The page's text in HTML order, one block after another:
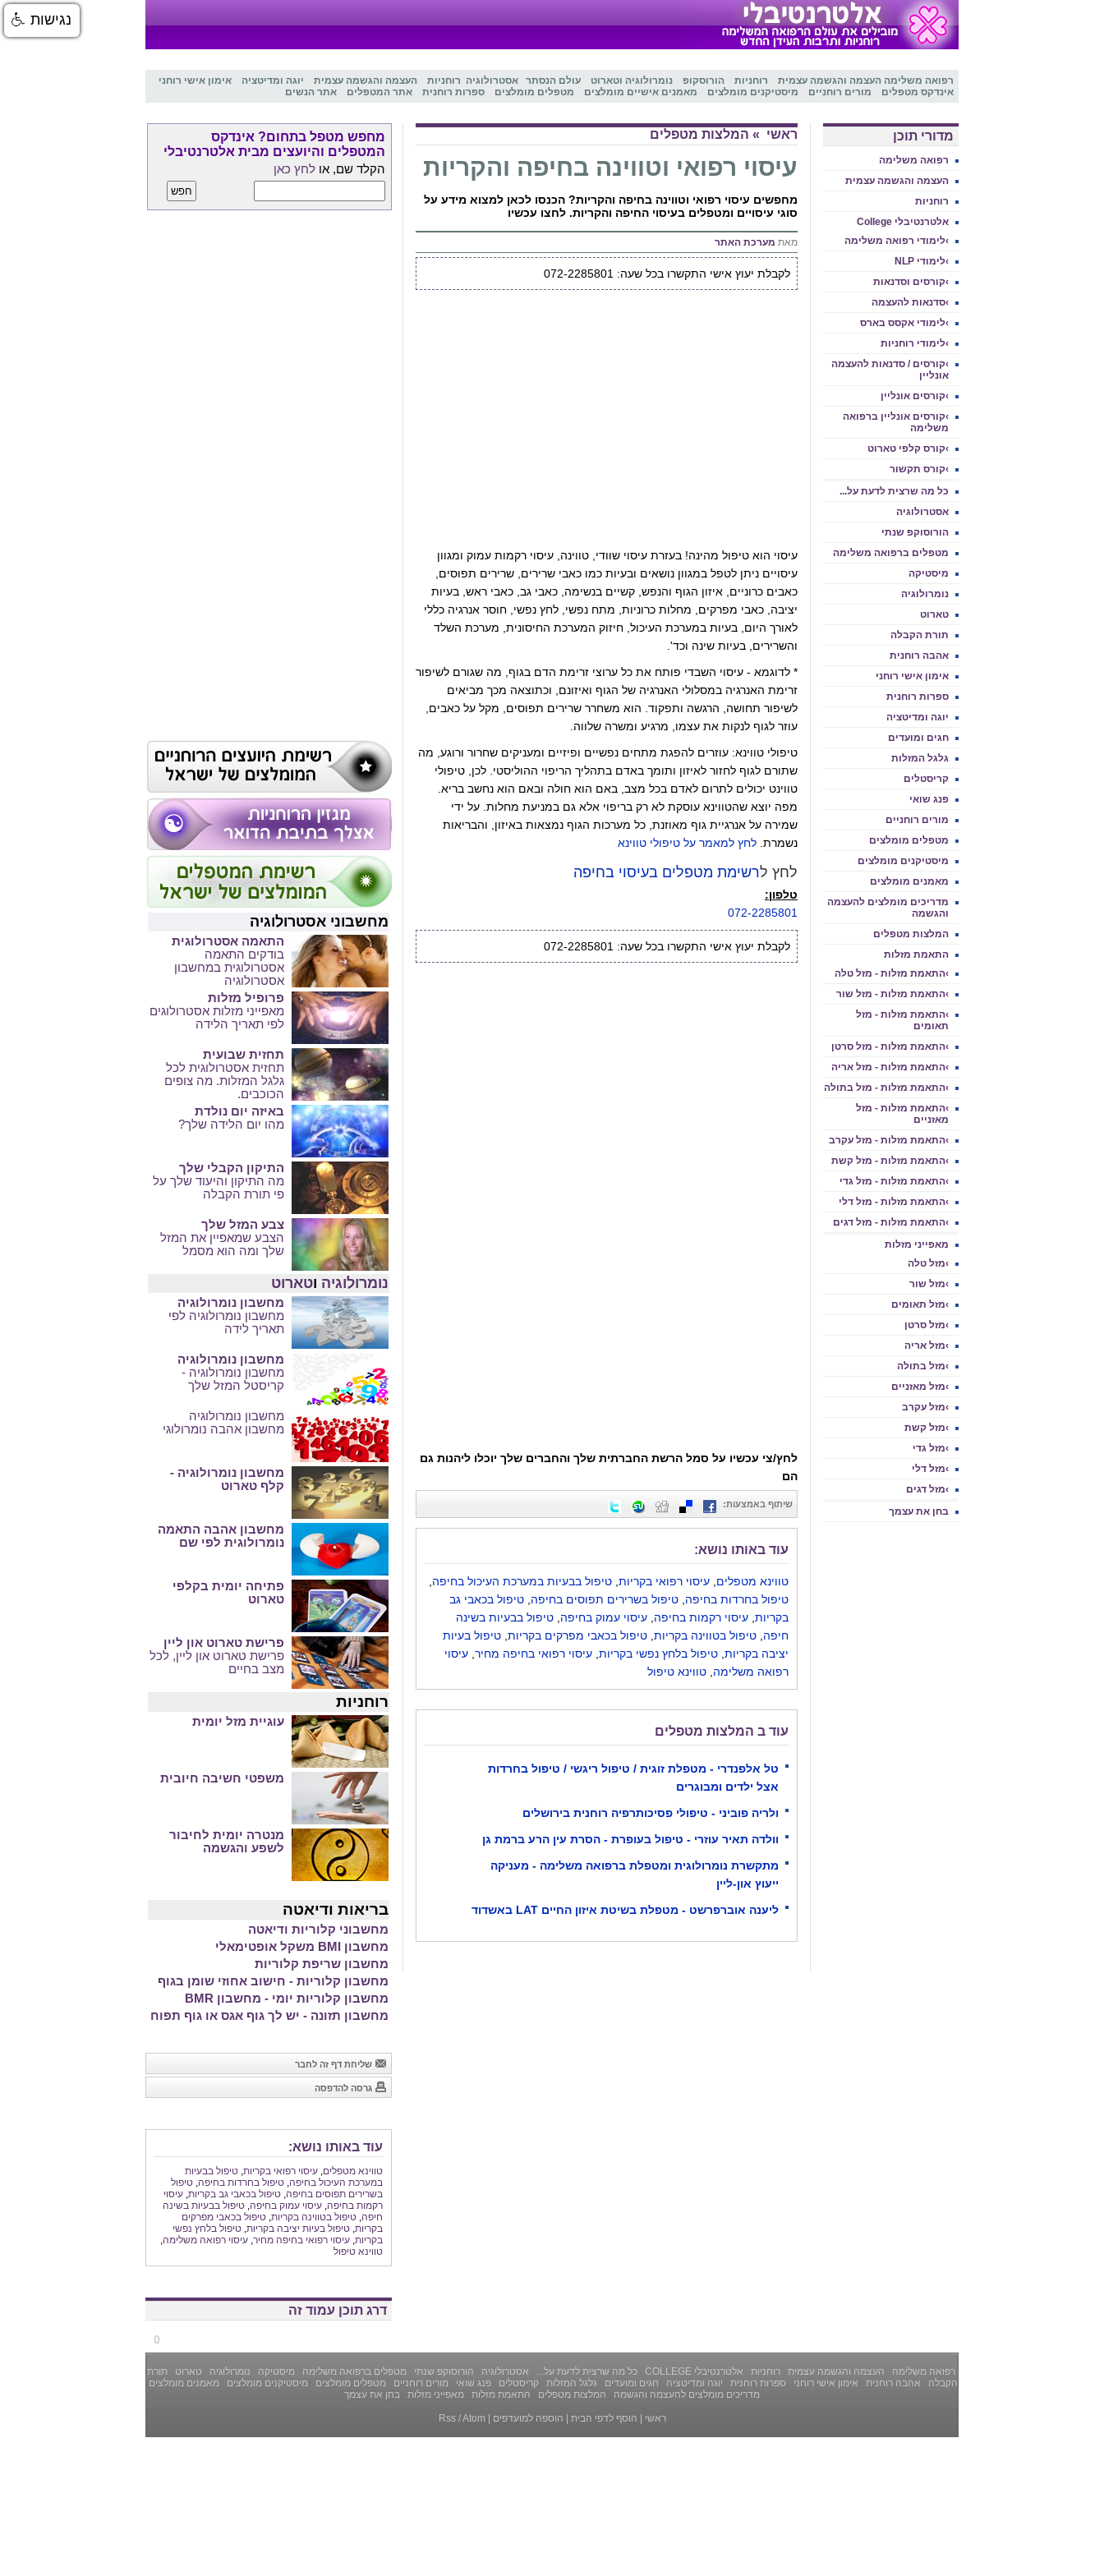
רפואה משלימה העצמה והגשמה עצמית רוחניות הורוסקופ נומרולוגיה וטארוט עולם הנסתר אסטרולוגיה רוחניות העצמה והגשמה עצמית יוגה ומדיטציה
אימון אישי רוחני
אינדקס מטפלים
מורים רוחניים מיסטיקנים מומלצים מאמנים אישיים מומלצים מטפלים מומלצים ספרות רוחנית אתר המטפלים אתר הנשים
מדורי תוכן
רפואה משלימה
העצמה והגשמה עצמית
רוחניות
אלטרנטיבלי College
›לימודי רפואה משלימה
›לימודי NLP
›קורסים וסדנאות
›סדנאות להעצמה
›לימודי אקסס בארס
›לימודי רוחניות
›קורסים / סדנאות להעצמה
אונליין
›קורסים אונליין
›קורסים אונליין ברפואה
משלימה
›קורס קלפי טארוט
›קורס תקשור
כל מה שרצית לדעת על...
אסטרולוגיה
הורוסוקפ שנתי
מטפלים ברפואה משלימה
מיסטיקה
נומרולוגיה
טארוט
תורת הקבלה
אהבה רוחנית
אימון אישי רוחני
ספרות רוחנית
יוגה ומדיטציה
חגים ומועדים
גלגל המזלות
קריסטלים
פנג שואי
מורים רוחניים
מטפלים מומלצים
מיסטיקנים מומלצים
מאמנים מומלצים
מדריכים מומלצים להעצמה
והגשמה
המלצות מטפלים
התאמת מזלות
›התאמת מזלות - מזל טלה
›התאמת מזלות - מזל שור
›התאמת מזלות - מזל
תאומים
›התאמת מזלות - מזל סרטן
›התאמת מזלות - מזל אריה
›התאמת מזלות - מזל בתולה
›התאמת מזלות - מזל
מאזניים
›התאמת מזלות - מזל עקרב
›התאמת מזלות - מזל קשת
›התאמת מזלות - מזל גדי
›התאמת מזלות - מזל דלי
›התאמת מזלות - מזל דגים
מאפייני מזלות
›מזל טלה
›מזל שור
›מזל תאומים
›מזל סרטן
›מזל אריה
›מזל בתולה
›מזל מאזניים
›מזל עקרב
›מזל קשת
›מזל גדי
›מזל דלי
›מזל דגים
בחן את עצמך
ראשי » המלצות מטפלים
עיסוי רפואי וטווינה בחיפה והקריות
מחפשים עיסוי רפואי וטווינה בחיפה והקריות? הכנסו לכאן למצוא מידע על
סוגי עיסויים ומטפלים בעיסוי החיפה והקריות. לחצו עכשיו
מאת מערכת האתר
לקבלת יעוץ אישי התקשרו בכל שעה: 072-2285801
עיסוי הוא טיפול מהינה! בעזרת עיסוי שוודי, טווינה, עיסוי רקמות עמוק ומגוון
עיסויים ניתן לטפל במגוון נושאים ובעיות כמו כאבי שרירים, שרירים תפוסים,
כאבים כרוניים, איזון הגוף והנפש, קשיים בנשימה, כאבי גב, כאבי ראש, בעיות
יציבה, כאבי מפרקים, מחלות כרוניות, מתח נפשי, לחץ נפשי, חוסר אנרגיה כללי
לאורך היום, בעיות במערכת העיכול, חיזוק המערכת החיסונית, מערכת השלד
והשרירים, בעיות שינה וכד'.
* לדוגמא - עיסוי השבדי פותח את כל ערוצי זרימת הדם בגוף, מה שגורם לשיפור
זרימת האנרגיה במסלולי האנרגיה של הגוף ואיזונם, וכתוצאה מכך מביאים
לשיפור תחושה, הרגשה ותפקוד. הוא משחרר שרירים תפוסים, מקל על כאבים,
עוזר לגוף לנקות את עצמו, מרגיע ומשרה שלווה.
טיפולי טווינא: עוזרים להפגת מתחים נפשיים ופיזיים ומעניקים שחרור ורוגע, מה
שתורם לגוף לחזור לאיזון ותומך באדם בתהליך הריפוי ההוליסטי. לכן, טיפולי
טווינט יכולים לתרום לאדם בכל מצב, באם הוא חולה ובאם הוא נחשב בריא.
מפה יוצא שהטווינא עוסקת לא רק בריפוי אלא גם במניעת מחלות. על ידי
שמירה על אנרגיית גוף מאוזנת, כל מערכות הגוף נמצאות באיזון, והבריאות
נשמרת. לחץ למאמר על טיפולי טווינא
לחץ לרשימת מטפלים בעיסוי בחיפה
טלפון:
072-2285801
לקבלת יעוץ אישי התקשרו בכל שעה: 072-2285801
לחץ/צי עכשיו על סמל הרשת החברתית שלך והחברים שלך יוכלו ליהנות גם
הם
שיתוף באמצעות:
עוד באותו נושא:
טווינא מטפלים עיסוי רפואי בקריות טיפול בבעיות במערכת העיכול בחיפה
טיפול בחרדות בחיפה טיפול בשרירים תפוסים בחיפה טיפול בכאבי גב
בקריות עיסוי רקמות בחיפה עיסוי עמוק בחיפה טיפול בבעיות בשינה
חיפה טיפול בטווינה בקריות טיפול בכאבי מפרקים בקריות טיפול בעיות
יציבה בקריות טיפול בלחץ נפשי בקריות עיסוי רפואי בחיפה מחיר עיסוי
רפואה משלימה טווינא טיפול
עוד ב המלצות מטפלים
טל אלפנדרי - מטפלת זוגית / טיפול ריגשי / טיפול בחרדות
אצל ילדים ומבוגרים
ולריה פוביני - טיפולי פסיכותרפיה רוחנית בירושלים
וולדה תאיר עוזרי - טיפול בעופרת - הסרת עין הרע ברמת גן
מתקשרת נומרולוגית ומטפלת ברפואה משלימה - מעניקה
ייעוץ און-ליין
ליענה אוברפרשט - מטפלת בשיטת איזון החיים LAT באשדוד
מחפש מטפל בתחום? אינדקס
המטפלים והיועצים מבית אלטרנטיבלי
הקלד שם, או לחץ כאן
מחשבוני אסטרולוגיה
התאמה אסטרולוגית
בודקים התאמה
אסטרולוגית במחשבון
אסטרולוגיה
פרופיל מזלות
מאפייני מזלות אסטרולוגים
לפי תאריך הלידה
תחזית שבועית
תחזית אסטרולוגית לכל
גלגל המזלות. מה צופים
הכוכבים.
באיזה יום נולדת
מהו יום הלידה שלך?
התיקון הקבלי שלך
מה התיקון והיעוד שלך על
פי תורת הקבלה
צבע המזל שלך
הצבע שמאפיין את המזל
שלך ומה הוא מסמל
נומרולוגיה וטארוט
מחשבון נומרולוגיה
מחשבון נומרולוגיה לפי
תאריך לידה
מחשבון נומרולוגיה
מחשבון נומרולוגיה -
קריסטל המזל שלך
מחשבון נומרולוגיה
מחשבון אהבה נומרולוגי
מחשבון נומרולוגיה -
קלף טארוט
מחשבון אהבה התאמה
נומרולוגית לפי שם
פתיחה יומית בקלפי
טארוט
פרישת טארוט און ליין
פרישת טארוט און ליין, לכל
מצב בחיים
רוחניות
עוגיית מזל יומית
משפטי חשיבה חיובית
מנטרה יומית לחיבור
לשפע והגשמה
בריאות ודיאטה
מחשבוני קלוריות ודיאטה
מחשבון BMI משקל אופטימאלי
מחשבון שריפת קלוריות
מחשבון קלוריות - חישוב אחוזי שומן בגוף
מחשבון קלוריות יומי - מחשבון BMR
מחשבון תזונה - יש לך גוף אגס או גוף תפוח
שליחת דף זה לחבר
גרסה להדפסה
עוד באותו נושא:
טווינא מטפלים, עיסוי רפואי בקריות, טיפול בבעיות
במערכת העיכול בחיפה, טיפול בחרדות בחיפה, טיפול
בשרירים תפוסים בחיפה, טיפול בכאבי גב בקריות, עיסוי
רקמות בחיפה, עיסוי עמוק בחיפה, טיפול בבעיות בשינה
חיפה, טיפול בטווינה בקריות, טיפול בכאבי מפרקים
בקריות, טיפול בעיות יציבה בקריות, טיפול בלחץ נפשי
בקריות, עיסוי רפואי בחיפה מחיר, עיסוי רפואה משלימה,
טווינא טיפול
דרג תוכן עמוד זה
0
רפואה משלימה העצמה והגשמה עצמית רוחניות אלטרנטיבלי COLLEGE כל מה שרצית לדעת על... אסטרולוגיה הורוסוקפ שנתי מטפלים ברפואה משלימה מיסטיקה נומרולוגיה טארוט
תורת
הקבלה
אהבה רוחנית אימון אישי רוחני ספרות רוחנית יוגה ומדיטציה חגים ומועדים גלגל המזלות קריסטלים פנג שואי מורים רוחניים מטפלים מומלצים מיסטיקנים מומלצים
מאמנים מומלצים
מדריכים מומלצים להעצמה והגשמה
המלצות מטפלים התאמת מזלות מאפייני מזלות בחן את עצמך
ראשי הוסף לדפי הבית הוספה למועדפים Rss/Atom
נגישות